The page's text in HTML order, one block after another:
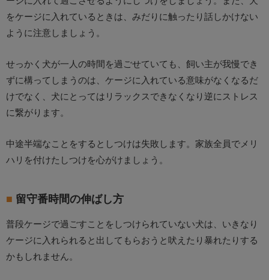
をケージに入れているときは、みだりに触ったり話しかけない
ように注意しましょう。
せっかく犬が一人の時間を過ごせていても、飼い主が我慢でき
ずに構ってしまうのは、ケージに入れている意味がなくなるだ
けでなく、犬にとってはリラックスできなくなり逆にストレス
に繋がります。
中途半端なことをするとしつけは失敗します。家族全員でメリ
ハリを付けたしつけを心がけましょう。
留守番時間の伸ばし方
普段ケージで過ごすことをしつけられていない犬は、いきなり
ケージに入れられると出してもらおうと吠えたり暴れたりする
かもしれません。